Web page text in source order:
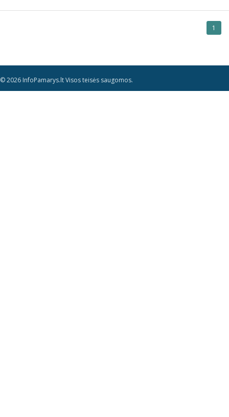
1
© 2026 InfoPamarys.lt Visos teisės saugomos.